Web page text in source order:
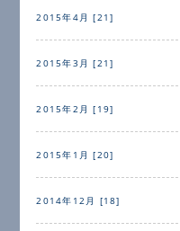
2015年4月 [21]
2015年3月 [21]
2015年2月 [19]
2015年1月 [20]
2014年12月 [18]